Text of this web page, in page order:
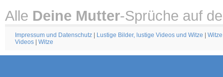
Alle Deine Mutter-Sprüche auf
Impressum und Datenschutz Lustige Bilder, lustige Videos und Witze Witze
Videos
Witze